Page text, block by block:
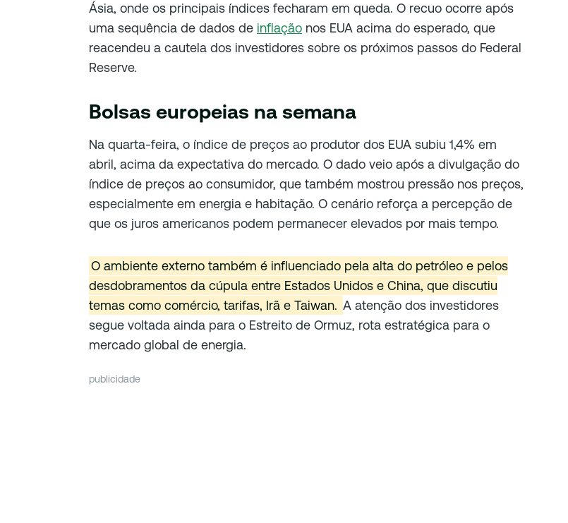
Ásia, onde os principais índices fecharam em queda. O recuo ocorre após
uma sequência de dados de inflação nos EUA acima do esperado, que
reacendeu a cautela dos investidores sobre os próximos passos do Federal
Reserve.
Bolsas europeias na semana
Na quarta-feira, o índice de preços ao produtor dos EUA subiu 1,4% em
abril, acima da expectativa do mercado. O dado veio após a divulgação do
índice de preços ao consumidor, que também mostrou pressão nos preços,
especialmente em energia e habitação. O cenário reforça a percepção de
que os juros americanos podem permanecer elevados por mais tempo.
O ambiente externo também é influenciado pela alta do petróleo e pelos
desdobramentos da cúpula entre Estados Unidos e China, que discutiu
temas como comércio, tarifas, Irã e Taiwan. A atenção dos investidores
segue voltada ainda para o Estreito de Ormuz, rota estratégica para o
mercado global de energia.
publicidade